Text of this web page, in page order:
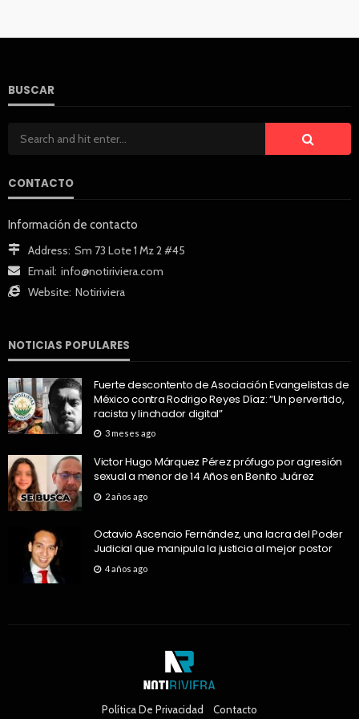
BUSCAR
CONTACTO
Información de contacto
Address: Sm 73 Lote 1 Mz 2 #45
Email: info@notiriviera.com
Website: Notiriviera
NOTICIAS POPULARES
Fuerte descontento de Asociación Evangelistas de
México contra Rodrigo Reyes Díaz: “Un pervertido,
racista y linchador digital”
3 meses ago
Victor Hugo Márquez Pérez prófugo por agresión
sexual a menor de 14 Años en Benito Juárez
2 años ago
Octavio Ascencio Fernández, una lacra del Poder
Judicial que manipula la justicia al mejor postor
4 años ago
Política De Privacidad Contacto